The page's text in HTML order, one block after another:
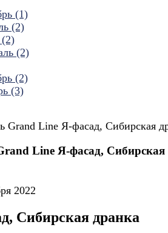
(1)
(2)
(2)
(2)
(3)
Grand Line Я-фасад, Сибирская
Line Я-фасад, Сибирская
2022
Сибирская дранка